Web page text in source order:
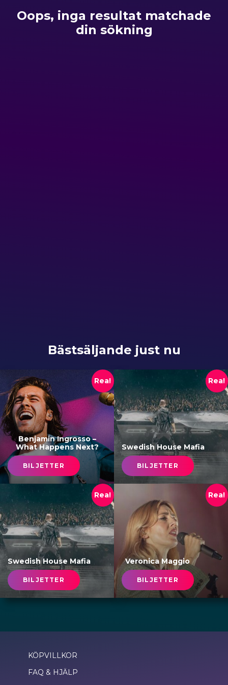
Oops, inga resultat matchade
din sökning
Bästsäljande just nu
Rea!
Benjamin Ingrosso –
What Happens Next?
BILJETTER
Rea!
Swedish House Mafia
BILJETTER
Rea!
Swedish House Mafia
BILJETTER
Rea!
Veronica Maggio
BILJETTER
KÖPVILLKOR
FAQ & HJÄLP